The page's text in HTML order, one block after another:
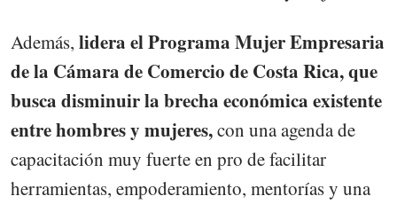
Además, lidera el Programa Mujer Empresaria
de la Cámara de Comercio de Costa Rica, que
busca disminuir la brecha económica existente
entre hombres y mujeres,con una agenda de
capacitación muy fuerte en pro de facilitar
herramientas, empoderamiento, mentorías y una